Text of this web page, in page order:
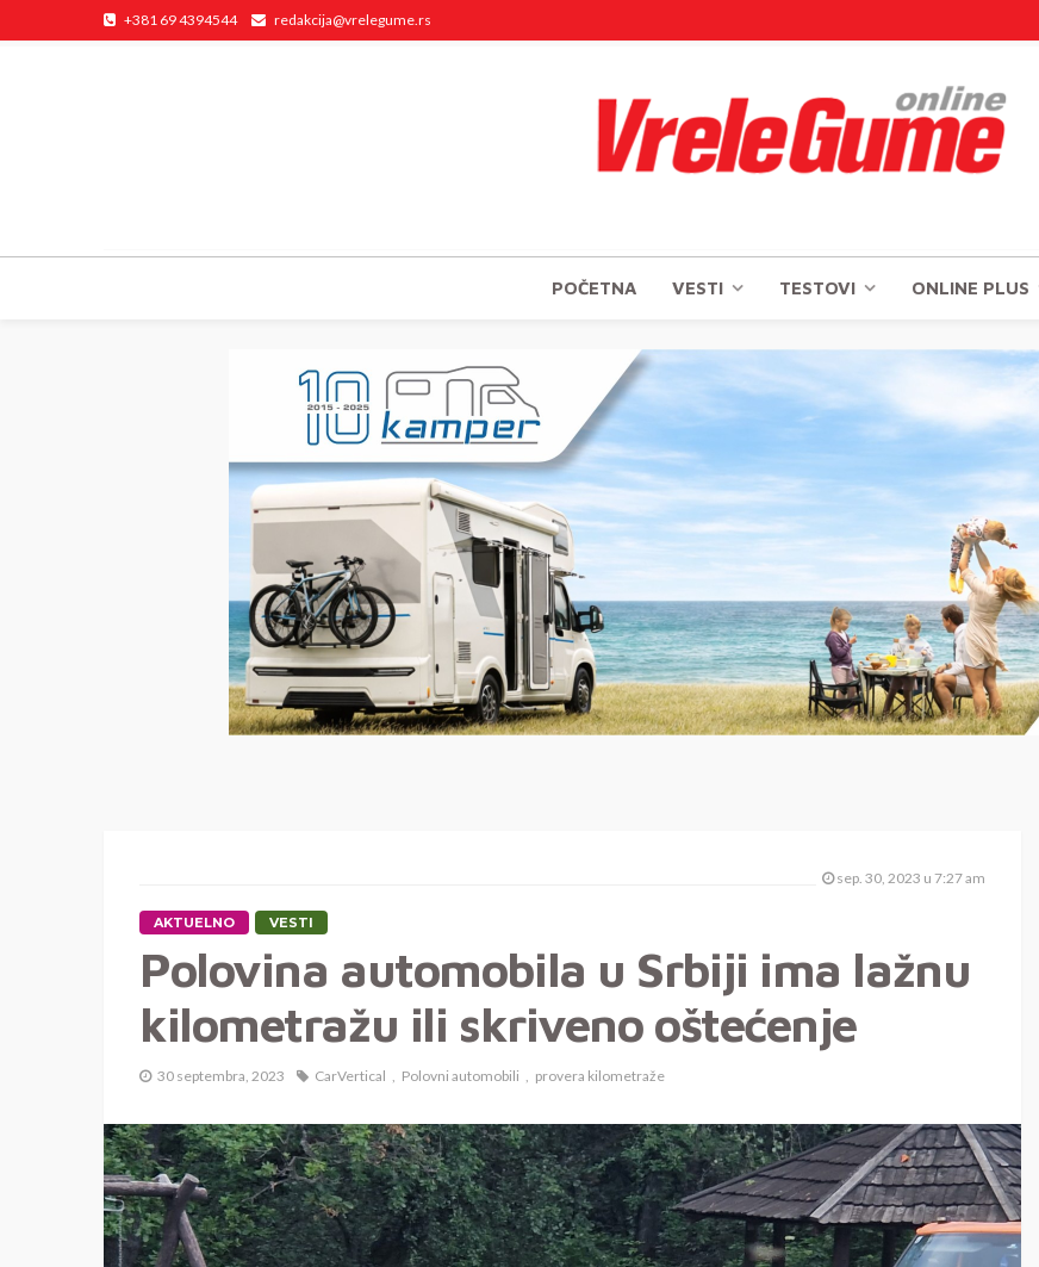
+381 69 4394544 redakcija@vrelegume.rs
POČETNA VESTI TESTOVI ONLINE PLUS
sep. 30, 2023 u 7:27 am
AKTUELNO VESTI
Polovina automobila u Srbiji ima lažnu
kilometražu ili skriveno oštećenje
30 septembra, 2023 CarVertical Polovni automobili provera kilometraže